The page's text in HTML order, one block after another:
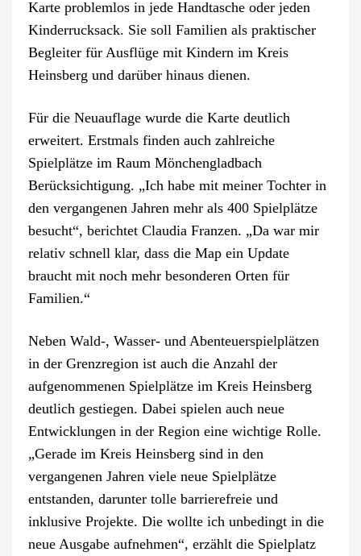
Karte problemlos in jede Handtasche oder jeden
Kinderrucksack. Sie soll Familien als praktischer
Begleiter für Ausflüge mit Kindern im Kreis
Heinsberg und darüber hinaus dienen.
Für die Neuauflage wurde die Karte deutlich
erweitert. Erstmals finden auch zahlreiche
Spielplätze im Raum Mönchengladbach
Berücksichtigung. „Ich habe mit meiner Tochter in
den vergangenen Jahren mehr als 400 Spielplätze
besucht“, berichtet Claudia Franzen. „Da war mir
relativ schnell klar, dass die Map ein Update
braucht mit noch mehr besonderen Orten für
Familien.“
Neben Wald-, Wasser- und Abenteuerspielplätzen
in der Grenzregion ist auch die Anzahl der
aufgenommenen Spielplätze im Kreis Heinsberg
deutlich gestiegen. Dabei spielen auch neue
Entwicklungen in der Region eine wichtige Rolle.
„Gerade im Kreis Heinsberg sind in den
vergangenen Jahren viele neue Spielplätze
entstanden, darunter tolle barrierefreie und
inklusive Projekte. Die wollte ich unbedingt in die
neue Ausgabe aufnehmen“, erzählt die Spielplatz